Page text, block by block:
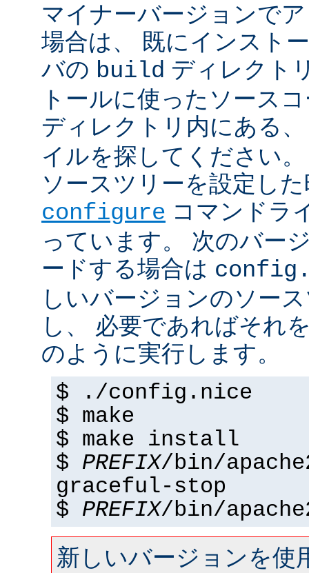
マイナーバージョンで
場合は、 既にインスト
バの build ディレクト
トールに使ったソース
ディレクトリ内にある
イルを探してください
ソースツリーを設定し
configure コマンドラ
っています。 次のバー
ードする場合は
しいバージョンのソー
し、 必要であればそれ
のように実行します。
$ ./config.nice
$ make
$ make install
$ PREFIX/bin/
graceful-stop
$ PREFIX/bin/
新しいバージョンを使